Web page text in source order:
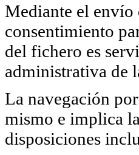
Mediante el envío
consentimiento
del fichero es
administrativa de
La navegación
mismo e implica
disposiciones